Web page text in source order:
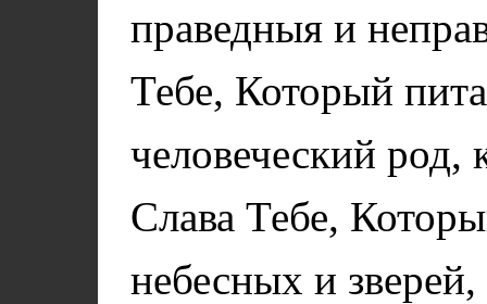
праведныя и
Тебе, Который
человеческий род,
Слава Тебе,
небесных и